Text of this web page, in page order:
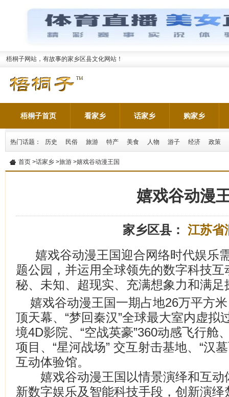
梧桐子网站，有故事的家乡区县文化网站！
梧桐子首页 看家乡 话家乡 购家乡
热门话题： 历史 民俗 旅游 特产 美食 人物 游子 经济 政策
首页 >话家乡 >旅游 >嬉戏谷动漫王国
嬉戏谷动漫
家乡区县： 江苏省
嬉戏谷动漫王国迎合网络时代娱乐
题公园，并运用全球领先的数字科技
秘、未知、超现实、充满想象力和满
嬉戏谷动漫王国一期占地26万平方
顶天幕、“梦回秦汉”全球最大室内虚拟
境4D影院、“空战英豪”360动感飞行舱
项目、“星河战场” 交互射击基地、“汉
互动体验馆。
嬉戏谷动漫王国以情景演绎和互动
新数字娱乐及智能科技手段，创新演